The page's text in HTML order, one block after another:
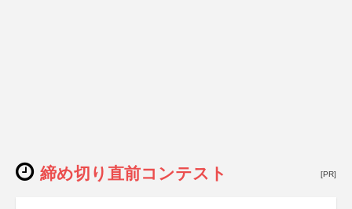
締め切り直前コンテスト [PR]